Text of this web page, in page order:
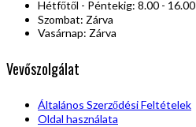
Hétfőtől - Péntekig: 8.00 - 16.00
Szombat: Zárva
Vasárnap: Zárva
Vevőszolgálat
Általános Szerződési Feltételek
Oldal használata